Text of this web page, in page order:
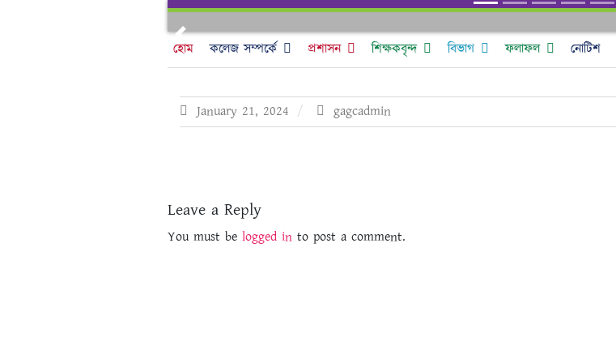
Previous
হোম কলেজ সম্পর্কে প্রশাসন শিক্ষকবৃন্দ বিভাগ ফলাফল নোটিশ
January 21, 2024 gagcadmin
Leave a Reply
You must belogged in to post a comment.